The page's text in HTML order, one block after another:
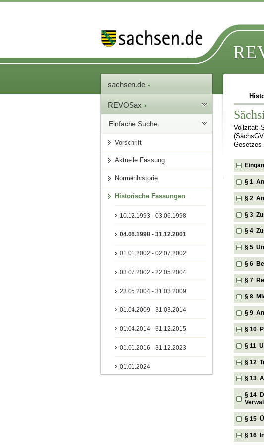
sachsen.de
REVOSax
Einfache Suche
Vorschrift
Aktuelle Fassung
Normenhistorie
Historische Fassungen
10.12.1993 - 03.06.1998
04.06.1998 - 31.12.2001
01.01.2002 - 02.07.2002
03.07.2002 - 22.05.2004
23.05.2004 - 31.03.2009
01.04.2009 - 31.03.2014
01.04.2014 - 31.12.2015
01.01.2016 - 31.12.2023
01.01.2024
Vollzitat:
Gesetzes
§ 1
§ 2
§ 3
§ 4
§ 5
§ 6
§ 7
§ 8
§ 9
§ 10
§ 11
§ 12
§ 13
§ 14
§ 15
§ 16